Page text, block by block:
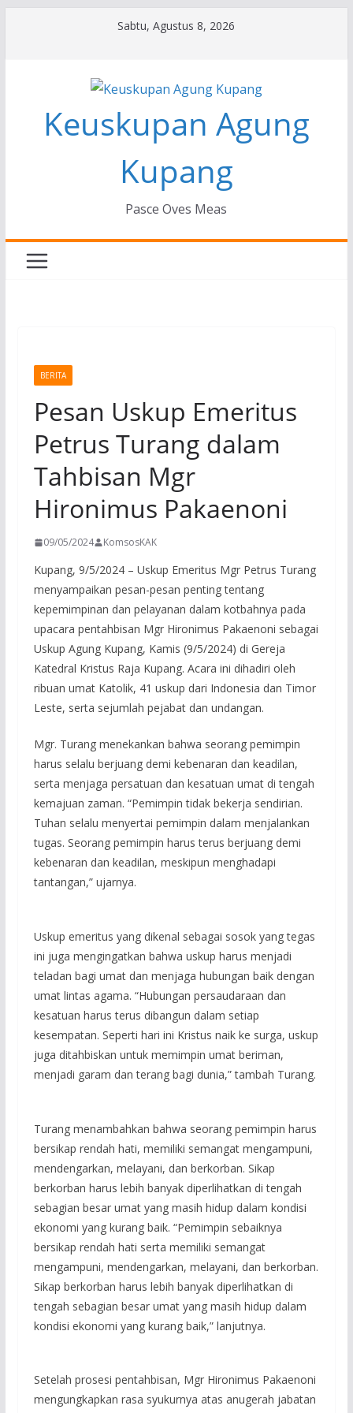
Sabtu, Agustus 8, 2026
Keuskupan Agung
Kupang
Pasce Oves Meas
BERITA
Pesan Uskup Emeritus
Petrus Turang dalam
Tahbisan Mgr
Hironimus Pakaenoni
09/05/2024 KomsosKAK
Kupang, 9/5/2024 – Uskup Emeritus Mgr Petrus Turang
menyampaikan pesan-pesan penting tentang
kepemimpinan dan pelayanan dalam kotbahnya pada
upacara pentahbisan Mgr Hironimus Pakaenoni sebagai
Uskup Agung Kupang, Kamis (9/5/2024) di Gereja
Katedral Kristus Raja Kupang. Acara ini dihadiri oleh
ribuan umat Katolik, 41 uskup dari Indonesia dan Timor
Leste, serta sejumlah pejabat dan undangan.
Mgr. Turang menekankan bahwa seorang pemimpin
harus selalu berjuang demi kebenaran dan keadilan,
serta menjaga persatuan dan kesatuan umat di tengah
kemajuan zaman. “Pemimpin tidak bekerja sendirian.
Tuhan selalu menyertai pemimpin dalam menjalankan
tugas. Seorang pemimpin harus terus berjuang demi
kebenaran dan keadilan, meskipun menghadapi
tantangan,” ujarnya.
Uskup emeritus yang dikenal sebagai sosok yang tegas
ini juga mengingatkan bahwa uskup harus menjadi
teladan bagi umat dan menjaga hubungan baik dengan
umat lintas agama. “Hubungan persaudaraan dan
kesatuan harus terus dibangun dalam setiap
kesempatan. Seperti hari ini Kristus naik ke surga, uskup
juga ditahbiskan untuk memimpin umat beriman,
menjadi garam dan terang bagi dunia,” tambah Turang.
Turang menambahkan bahwa seorang pemimpin harus
bersikap rendah hati, memiliki semangat mengampuni,
mendengarkan, melayani, dan berkorban. Sikap
berkorban harus lebih banyak diperlihatkan di tengah
sebagian besar umat yang masih hidup dalam kondisi
ekonomi yang kurang baik. “Pemimpin sebaiknya
bersikap rendah hati serta memiliki semangat
mengampuni, mendengarkan, melayani, dan berkorban.
Sikap berkorban harus lebih banyak diperlihatkan di
tengah sebagian besar umat yang masih hidup dalam
kondisi ekonomi yang kurang baik,” lanjutnya.
Setelah prosesi pentahbisan, Mgr Hironimus Pakaenoni
mengungkapkan rasa syukurnya atas anugerah jabatan